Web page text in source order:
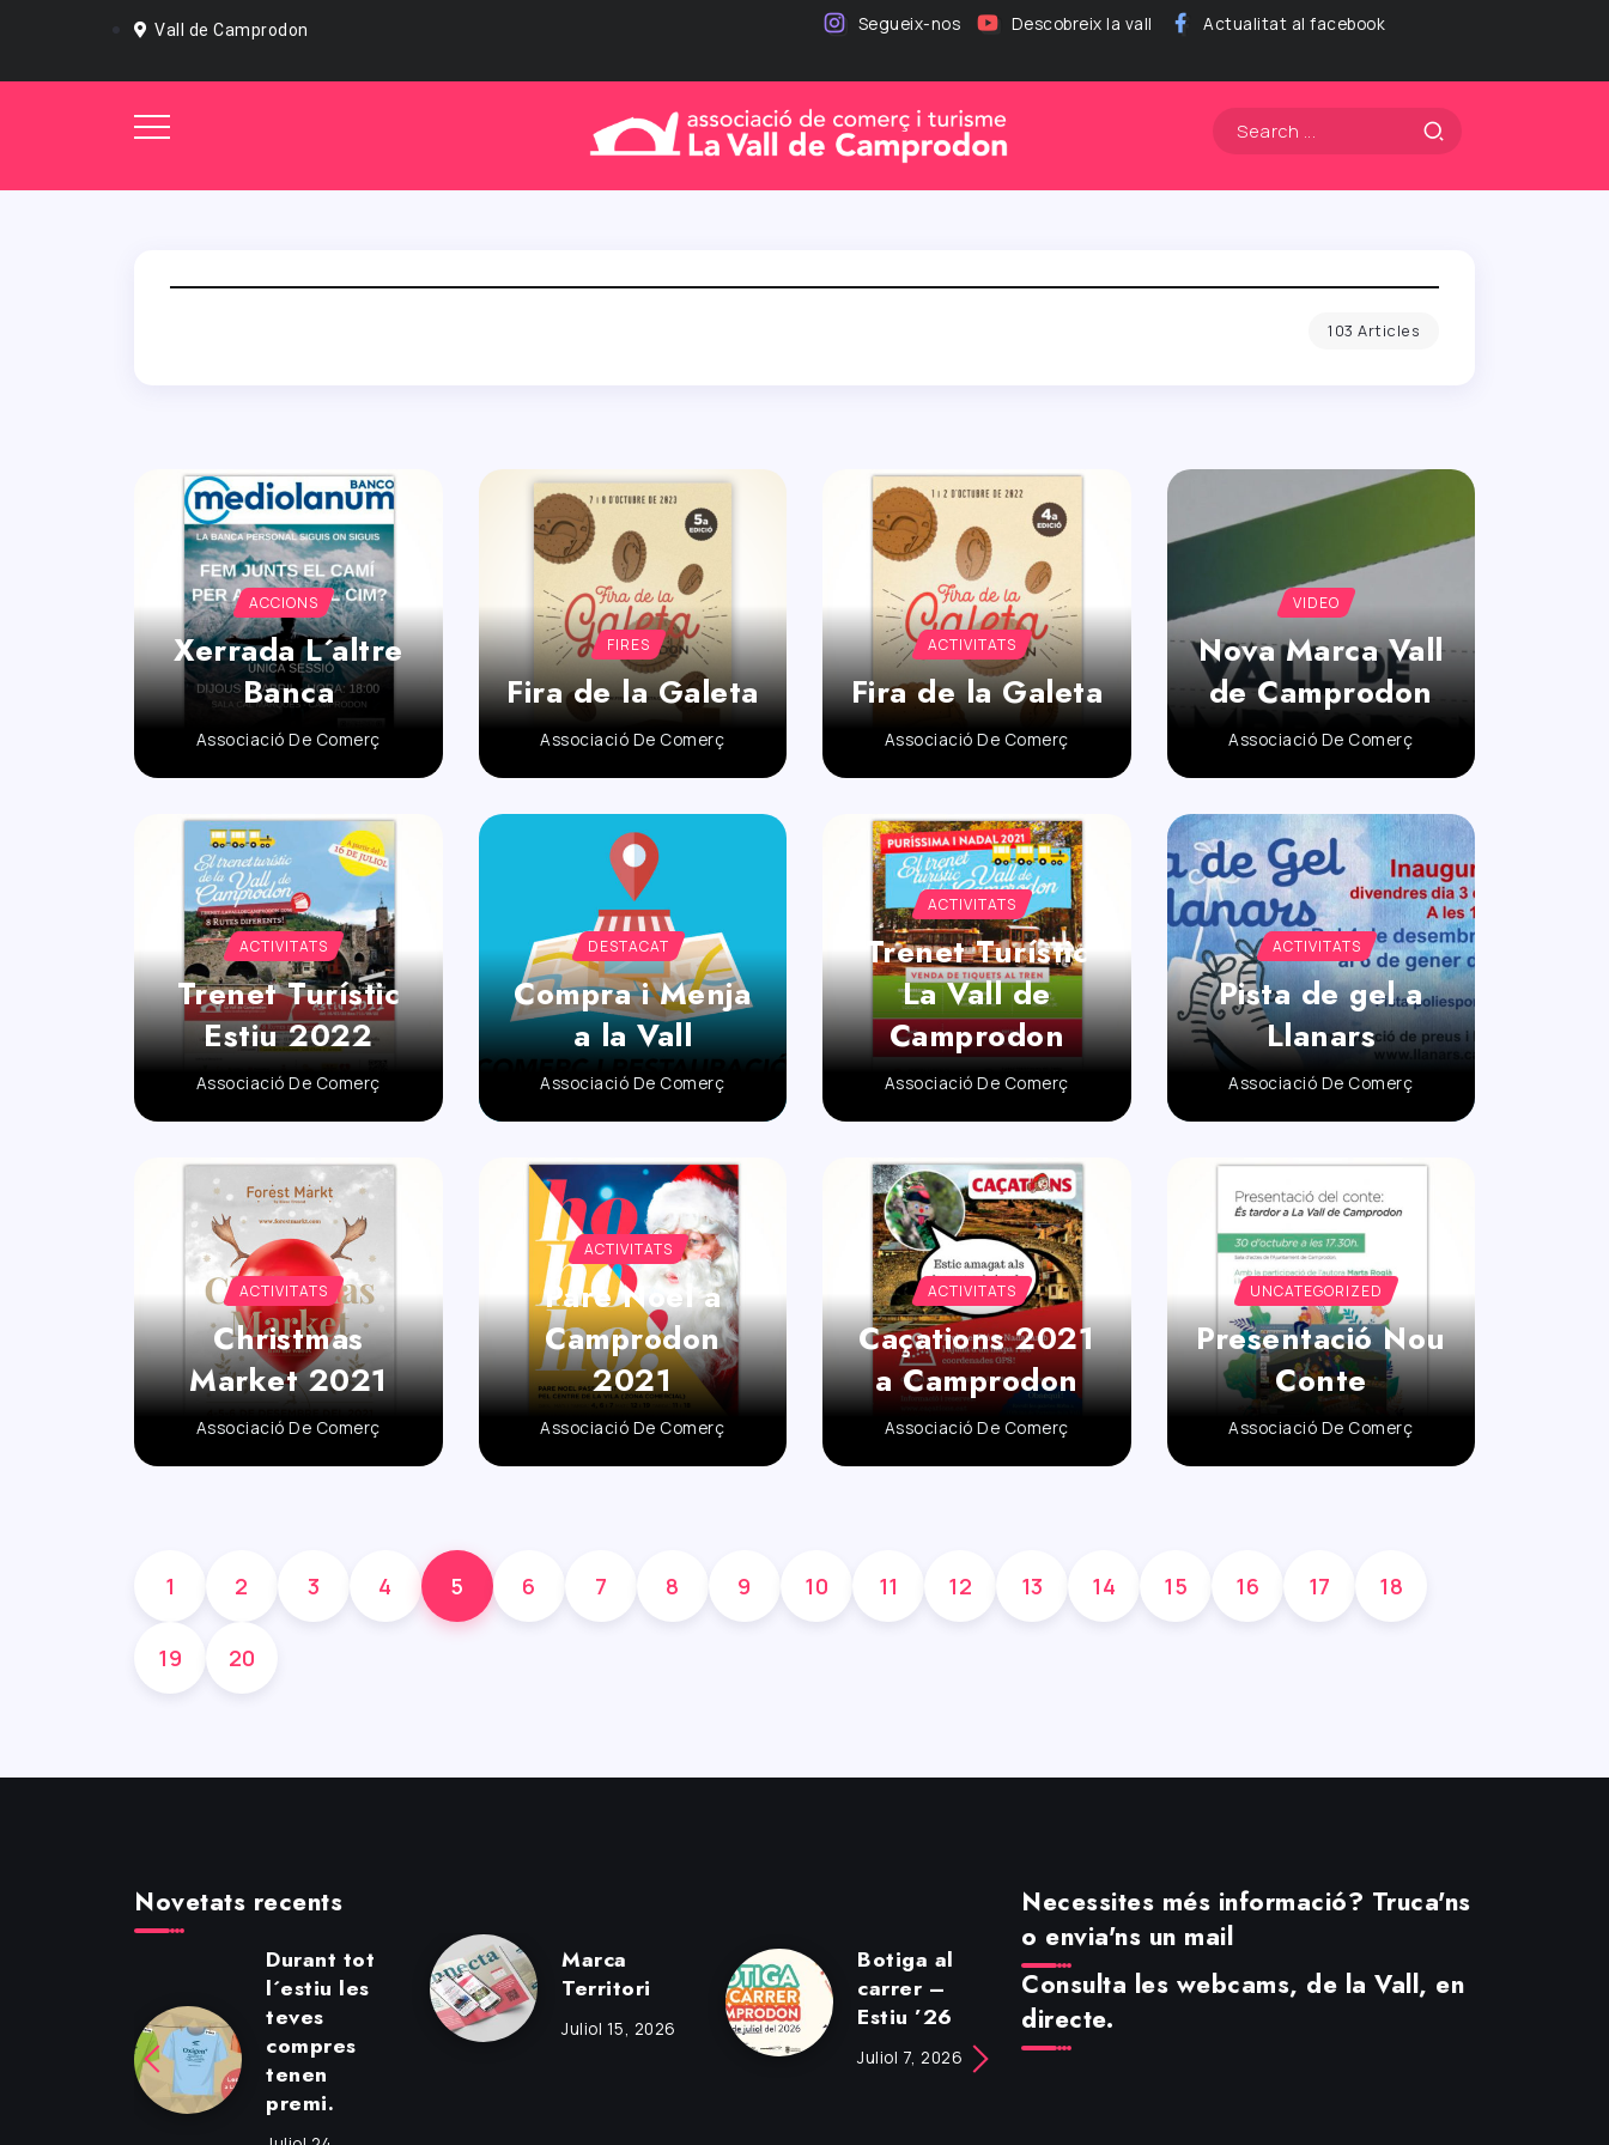
Vall de Camprodon Segueix-nos Descobreix la vall Actualitat al facebook
103 Articles
ACCIONS
Xerrada L´altre
Banca
Associació De Comerç
FIRES
Fira de la Galeta
Associació De Comerç
ACTIVITATS
Fira de la Galeta
Associació De Comerç
VIDEO
Nova Marca Vall
de Camprodon
Associació De Comerç
ACTIVITATS
Trenet Turístic
Estiu 2022
Associació De Comerç
DESTACAT
Compra i Menja
a la Vall
Associació De Comerç
ACTIVITATS
Trenet Turístic
La Vall de
Camprodon
Associació De Comerç
ACTIVITATS
Pista de gel a
Llanars
Associació De Comerç
ACTIVITATS
Christmas
Market 2021
Associació De Comerç
ACTIVITATS
Pare Noel a
Camprodon
2021
Associació De Comerç
ACTIVITATS
Caçations 2021
a Camprodon
Associació De Comerç
UNCATEGORIZED
Presentació Nou
Conte
Associació De Comerç
1 2 3 4 5 6 7 8 9 10 11 12 13 14 15 16 17 18
19 20
Novetats recents
Durant tot
l´estiu les
teves
compres
tenen
premi.
Marca
Territori
Juliol 15, 2026
Botiga al
carrer –
Estiu ’26
Juliol 7, 2026
l´estiu les
Territori
Necessites més informació? Truca'ns
o envia'ns un mail
Consulta les webcams, de la Vall, en
directe.